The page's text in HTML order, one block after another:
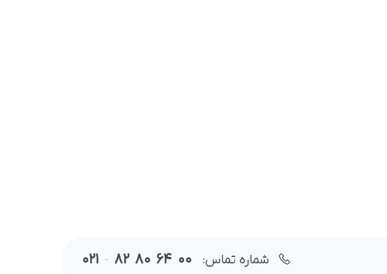
شماره تماس: 021 - 82 80 64 00